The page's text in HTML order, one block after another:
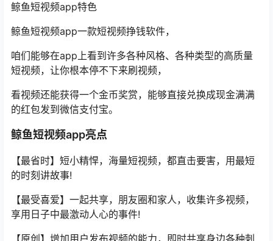
鲸鱼短视频app特色
鲸鱼短视频app一款短视频挣钱软件，
咱们能够在app上看到许多各种风格、各种类型的高质量
短视频，让你根本停不下来刷视频，
看视频还能获得一个金币奖赏，能够直接兑换成现金满满
的红包发到微信支付宝。
鲸鱼短视频app亮点
【最省时】短小精悍，海量短视频，都直击要害，用最短
的时刻讲故事!
【最受喜爱】一起共享，朋友圈和家人，收集许多视频，
享用日子中最激动人心的事件!